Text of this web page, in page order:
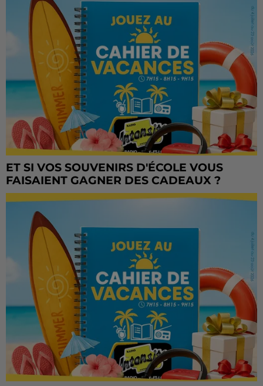
ET SI VOS SOUVENIRS D'ÉCOLE VOUS
FAISAIENT GAGNER DES CADEAUX ?